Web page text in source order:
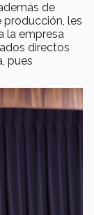
de
producción, les
la empresa
directos
pues